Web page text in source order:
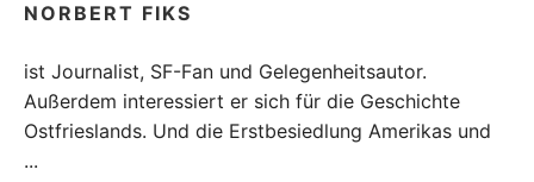
NORBERT FIKS
ist Journalist, SF-Fan und Gelegenheitsautor.
Außerdem interessiert er sich für die Geschichte
Ostfrieslands. Und die Erstbesiedlung Amerikas und
...